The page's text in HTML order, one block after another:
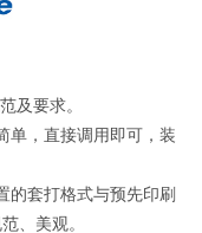
及要求。
直接调用即可，装
打格式与预先印刷
、美观。